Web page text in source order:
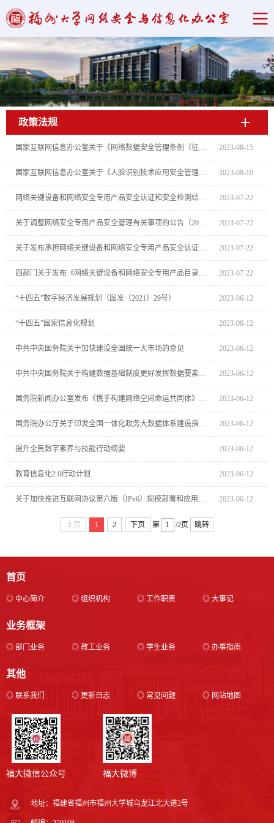
当前位置： 首页
政策法规
2023-08-15
国家互联网信息办公室关于《网络数据安全管理条例（征求意见稿）》公开征求意见的通知
2023-08-10
国家互联网信息办公室关于《人脸识别技术应用安全管理规定（试行）（征求意见稿）》公开征求意见的通知
2023-07-22
网络关键设备和网络安全专用产品安全认证和安全检测结果发布（2023-05-19日发布）
2023-07-22
关于调整网络安全专用产品安全管理有关事项的公告（2023年第1号）
2023-07-22
关于发布承担网络关键设备和网络安全专用产品安全认证和安全检测任务机构名录 (第一批) 的公告（2018年...
2023-07-22
四部门关于发布《网络关键设备和网络安全专用产品目录（第一批）》的公告（2017年第1号）
2023-06-12
“十四五”数字经济发展规划（国发〔2021〕29号）
2023-06-12
“十四五”国家信息化规划
2023-06-12
中共中央国务院关于加快建设全国统一大市场的意见
2023-06-12
中共中央国务院关于构建数据基础制度更好发挥数据要素作用的意见
2023-06-12
国务院新闻办公室发布《携手构建网络空间命运共同体》白皮书
2023-06-12
国务院办公厅关于印发全国一体化政务大数据体系建设指南的通知（国办函〔2022〕102号）
2023-06-12
提升全民数字素养与技能行动纲要
2023-06-12
教育信息化2.0行动计划
2023-06-12
关于加快推进互联网协议第六版（IPv6）规模部署和应用工作的通知（中网办发文〔2021〕15号）
上页 1 2 下页 第 /2页 跳转
首页
◎ 中心简介 ◎ 组织机构 ◎ 工作职责 ◎ 大事记
业务框架
◎ 部门业务 ◎ 教工业务 ◎ 学生业务 ◎ 办事指南
其他
◎ 联系我们 ◎ 更新日志 ◎ 常见问题 ◎ 网站地图
福大微信公众号 福大微博
地址：福建省福州市福州大学城乌龙江北大道2号